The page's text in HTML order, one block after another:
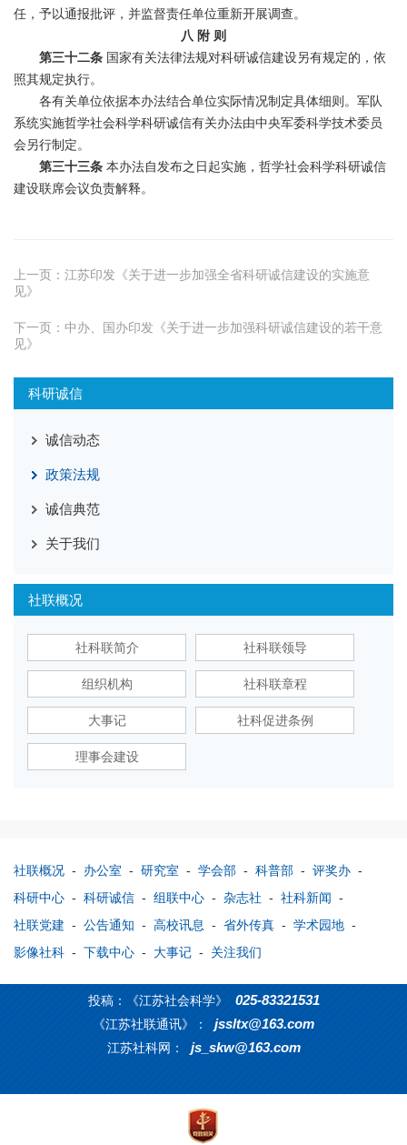
任，予以通报批评，并监督责任单位重新开展调查。
八 附 则
第三十二条 国家有关法律法规对科研诚信建设另有规定的，依
照其规定执行。
各有关单位依据本办法结合单位实际情况制定具体细则。军队
系统实施哲学社会科学科研诚信有关办法由中央军委科学技术委员
会另行制定。
第三十三条 本办法自发布之日起实施，哲学社会科学科研诚信
建设联席会议负责解释。
上一页： 江苏印发《关于进一步加强全省科研诚信建设的实施意
见》
下一页： 中办、国办印发《关于进一步加强科研诚信建设的若干意
见》
科研诚信
诚信动态
政策法规
诚信典范
关于我们
社联概况
社科联简介 社科联领导
组织机构 社科联章程
大事记 社科促进条例
理事会建设
社联概况 - 办公室 - 研究室 - 学会部 - 科普部 - 评奖办 -
科研中心 - 科研诚信 - 组联中心 - 杂志社 - 社科新闻 -
社联党建 - 公告通知 - 高校讯息 - 省外传真 - 学术园地 -
影像社科 - 下载中心 - 大事记 - 关注我们
投稿：《江苏社会科学》 025-83321531
《江苏社联通讯》： jssltx@163.com
江苏社科网： js_skw@163.com